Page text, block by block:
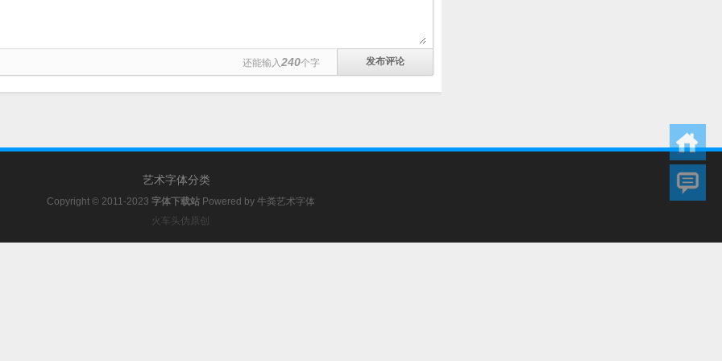
还能输入240个字
艺术字体分类
Copyright © 2011-2023 字体下载站 Powered by 牛粪艺术字体
火车头伪原创